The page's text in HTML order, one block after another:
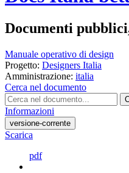
Documenti
Manuale operativo di design
Progetto: Designers Italia
Amministrazione: italia
Cerca nel documento
Informazioni
versione-corrente
Scarica
pdf